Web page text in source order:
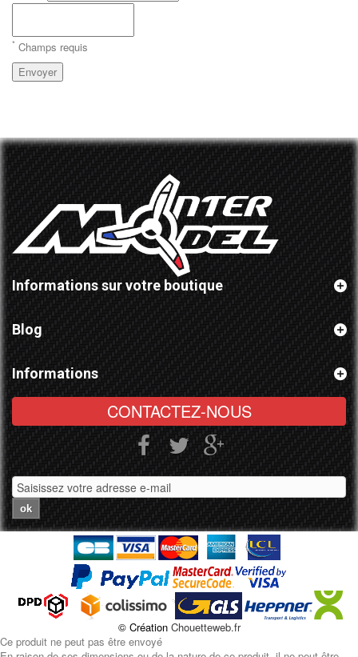
* Champs requis
Envoyer
Informations sur votre boutique
Blog
Informations
CONTACTEZ-NOUS
ok
© Création Chouetteweb.fr
Ce produit ne peut pas être envoyé